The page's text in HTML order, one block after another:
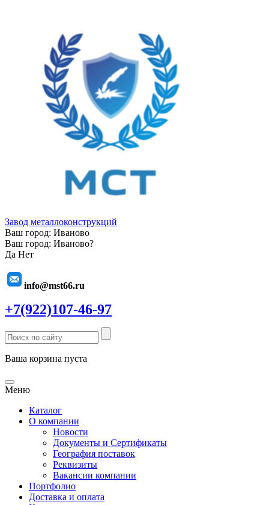
Завод металлоконструкций
Ваш город: Иваново
Ваш город: Иваново?
Да Нет
info@mst66.ru
+7(922)107-46-97
Ваша корзина пуста
Меню
Каталог
О компании
Новости
Документы и Сертификаты
География поставок
Реквизиты
Вакансии компании
Портфолио
Доставка и оплата